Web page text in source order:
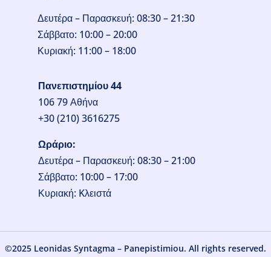
Δευτέρα – Παρασκευή: 08:30 – 21:30
Σάββατο: 10:00 – 20:00
Κυριακή: 11:00 – 18:00
Πανεπιστημίου 44
106 79 Αθήνα
+30 (210) 3616275
Ωράριο:
Δευτέρα – Παρασκευή: 08:30 – 21:00
Σάββατο: 10:00 – 17:00
Κυριακή: Kλειστά
©2025 Leonidas Syntagma – Panepistimiou. All rights reserved.